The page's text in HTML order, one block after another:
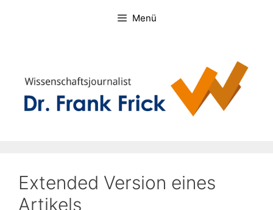
Menü
Extended Version eines
Artikels